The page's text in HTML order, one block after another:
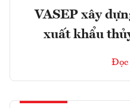
VASEP xây
xuất khẩu
Đọc